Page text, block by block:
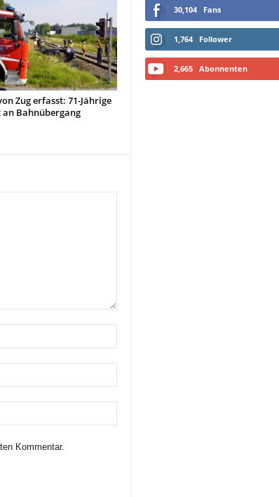
Zug erfasst: 71-Jährige
Bahnübergang
Kommentar.
30,104 Fans
1,764 Follower
2,665 Abonnenten